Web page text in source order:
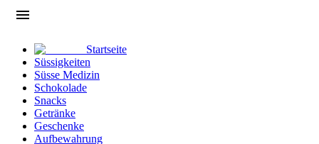
Startseite
Süssigkeiten
Süsse Medizin
Schokolade
Snacks
Getränke
Geschenke
Aufbewahrung